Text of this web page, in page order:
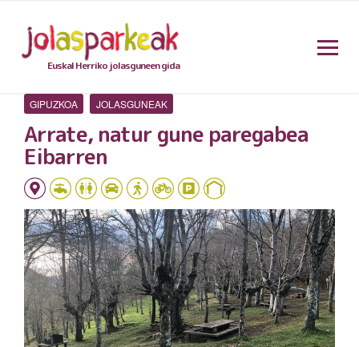
Euskal Herriko jolasguneen gida
GIPUZKOA JOLASGUNEAK
Arrate, natur gune paregabea
Eibarren